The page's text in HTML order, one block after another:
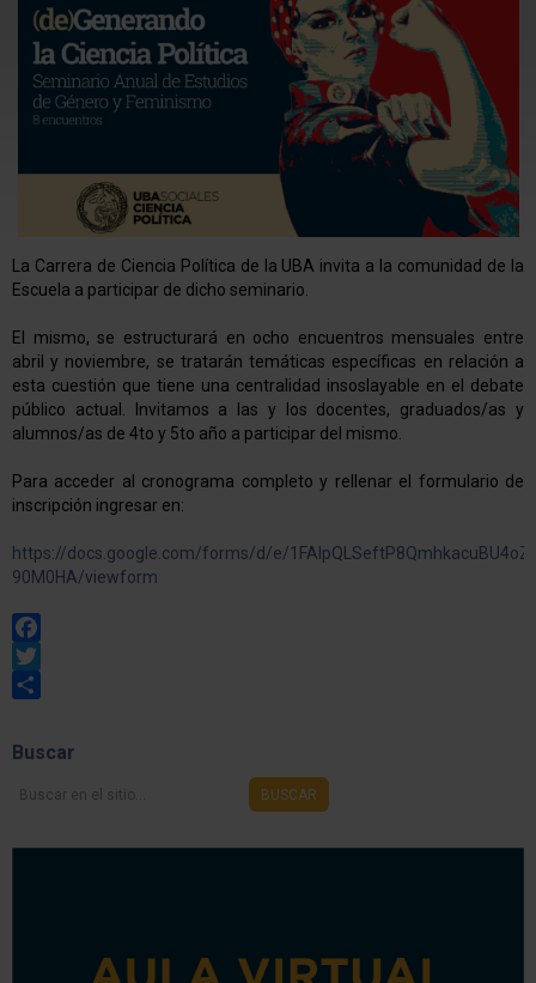
La Carrera de Ciencia Política de la UBA invita a la comunidad de la
Escuela a participar de dicho seminario.
El mismo, se estructurará en ocho encuentros mensuales entre
abril y noviembre, se tratarán temáticas específicas en relación a
esta cuestión que tiene una centralidad insoslayable en el debate
público actual. Invitamos a las y los docentes, graduados/as y
alumnos/as de 4to y 5to año a participar del mismo.
Para acceder al cronograma completo y rellenar el formulario de
inscripción ingresar en:
https://docs.google.com/forms/d/e/
90M0HA/viewform
Facebook
Twitter
Buscar
Buscar
BUSCAR